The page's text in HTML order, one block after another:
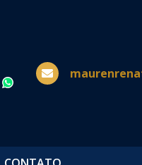
WhatsApp